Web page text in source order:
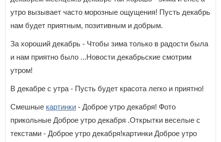
утро вызывает часто морозные ощущения! Пусть декабрь
нам будет приятным, позитивным и добрым.
За хороший декабрь - Чтобы зима только в радости была
и нам приятно было ...Новости декабрьские смотрим
утром!
В декабре с утра - Пусть будет красота легко и приятно!
Смешные картинки - Доброе утро декабря! Фото
прикольные Доброе утро декабря .Открытки веселые с
текстами - Доброе утро декабря!картинки Доброе утро